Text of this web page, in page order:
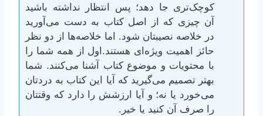
کوچک‌تری جا دهد؛ پس انتظار نداشته باشید
آن چیزی که از اصل کتاب به دست می‌آورید
در خلاصه نصیبتان شود. اما خلاصه‌ها از دو نظر
حائز اهمیت ویژه‌ای هستند.اول از همه شما را
با محتویات و موضوع کتاب آشنا می‌کنند. شما
بهتر تصمیم می‌گیرید که آیا این کتاب به دردتان
می‌خورد یا نه؛ و آیا ارزشش را دارد که وقتتان
را صرف آن کنید یا خیر.